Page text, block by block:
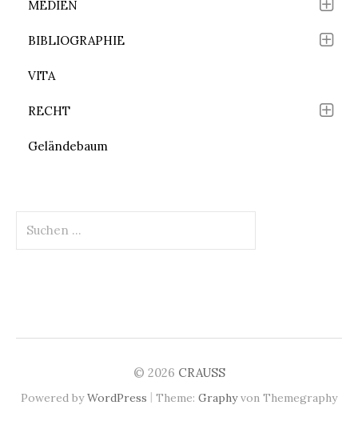
MEDIEN
BIBLIOGRAPHIE
VITA
RECHT
Geländebaum
nach:
© 2026 CRAUSS
Powered byWordPress | Theme: Graphyvon Themegraphy